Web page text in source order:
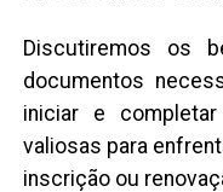
Discutiremos os
documentos
iniciar e
valiosas para
inscrição ou